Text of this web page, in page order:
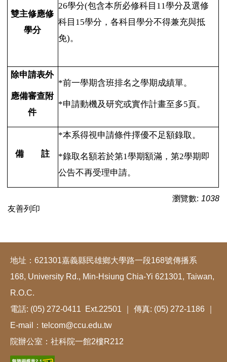
雙主修應修
學分
26學分(包含本所必修科目11學分及選修
科目15學分，各科目學分不得兼充與抵
免)。
除申請表外
應備審查附
件
*前一學期含班排名之學期成績單。
*申請動機及研究或實作計畫至多5頁。
備 註
*本系得視申請條件擇優不足額錄取。
*錄取名額若於第1學期額滿，第2學期即
公告不再受理申請。
瀏覽數: 1038
友善列印
地址：621301嘉義縣民雄鄉大學路一段168號傳播系
168, University Rd., Min-Hsiung Chia-Yi 621301, Taiwan,
R.O.C.
電話: (05) 272-0411 Ext.22501 ｜ 傳真: (05) 272-1186 ｜
E-mail：telcom@ccu.edu.tw
院辦公室：社科院一館2樓R212